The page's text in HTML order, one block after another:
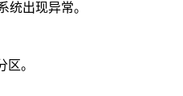
统出现异常。
。